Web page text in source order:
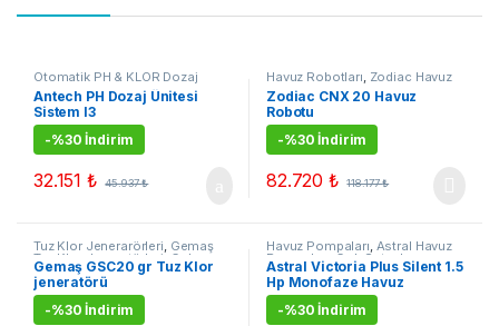
Otomatik PH & KLOR Dozaj
Sistemleri,Antech Otomatik
Havuz Dozaj Sistemi,Çok
Satanlar ,Kampanyalı Ürünler
Antech PH Dozaj Ünitesi
Sistem I3
-%30 İndirim
32.151₺ 45.937₺
Havuz Robotları Zodiac Havuz
Robotları,Çok Satanlar
Kampanyalı Ürünler
Zodiac CNX 20 Havuz
Robotu
-%30 İndirim
82.720₺ 118.177₺
Tuz Klor Jenerarörleri, Gemaş
Tuz Klor Jeneratörleri, Çok
Satanlar ,Kampanyalı Ürünler
Gemaş GSC20 gr Tuz Klor
jeneratörü
-%30 İndirim
Havuz Pompaları, Astral Havuz
Pompaları ,Çok Satanlar,
Kampanyalı Ürünler
Astral Victoria Plus Silent 1.5
Hp Monofaze Havuz
Pompası
-%30 İndirim